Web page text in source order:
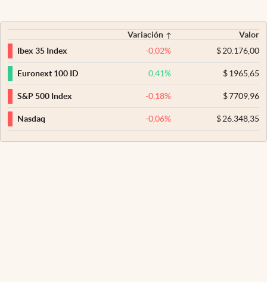
Variación
Valor
Ibex 35 Index
-0,02% $20.176,00
Euronext 100 ID 0,41% $1965,65
S&P 500 Index -0,18% $7709,96
Nasdaq -0,06% $26.348,35